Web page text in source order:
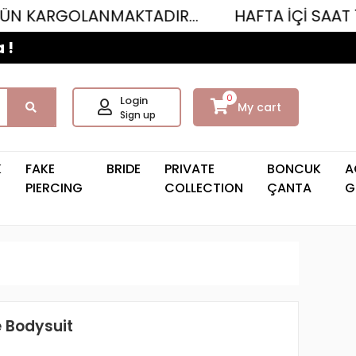
HAFTA İÇİ SAAT 12.00'YE
!
Login
Sign up
0
My cart
FAKE
PIERCING
BRIDE
PRIVATE
COLLECTION
BONCUK
ÇANTA
Bodysuit